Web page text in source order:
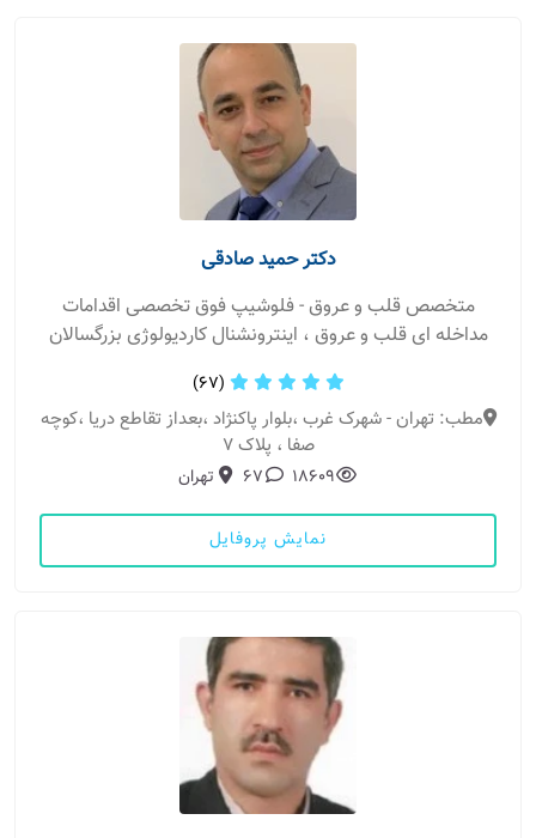
دکتر حمید صادقی
متخصص قلب و عروق - فلوشیپ فوق تخصصی اقدامات
مداخله ای قلب و عروق ، اینترونشنال کاردیولوژی بزرگسالان
(67)
مطب: تهران - شهرک غرب ،بلوار پاکنژاد ،بعداز تقاطع دریا ،کوچه
صفا ، پلاک 7
18609
67 تهران
نمایش پروفایل